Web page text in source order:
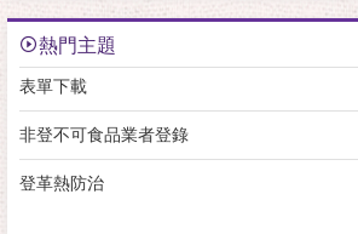
熱門主題
表單下載
非登不可食品業者登錄
登革熱防治